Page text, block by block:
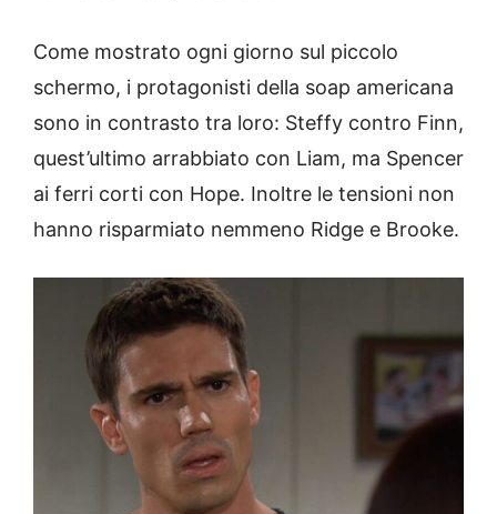
Come mostrato ogni giorno sul piccolo
schermo, i protagonisti della soap americana
sono in contrasto tra loro: Steffy contro Finn,
quest’ultimo arrabbiato con Liam, ma Spencer
ai ferri corti con Hope. Inoltre le tensioni non
hanno risparmiato nemmeno Ridge e Brooke.